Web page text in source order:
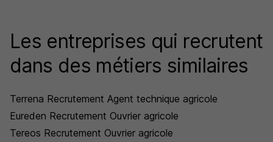
Les entreprises qui recrutent
dans des métiers similaires
Terrena Recrutement Agent technique agricole
Eureden Recrutement Ouvrier agricole
Tereos Recrutement Ouvrier agricole